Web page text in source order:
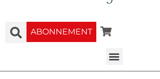
ABONNEMENT